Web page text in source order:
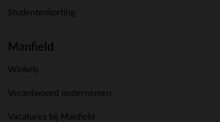
Studentenkorting
Manfield
Winkels
Verantwoord ondernemen
Vacatures bij Manfield